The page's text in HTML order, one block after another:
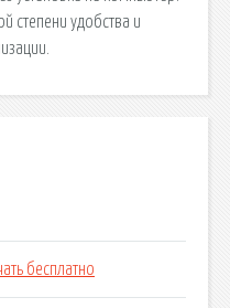
степени удобства и
бесплатно